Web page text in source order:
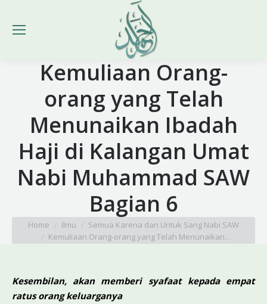
Kemuliaan Orang-
orang yang Telah
Menunaikan Ibadah
Haji di Kalangan Umat
Nabi Muhammad SAW
Bagian 6
You are here:
Home Ilmu
Semua Karena dan Untuk Sang Nabi SAW
Kemuliaan Orang-orang yang Telah Menunaikan…
Kesembilan, akan memberi syafaat kepa­da empat
ratus orang keluarganya